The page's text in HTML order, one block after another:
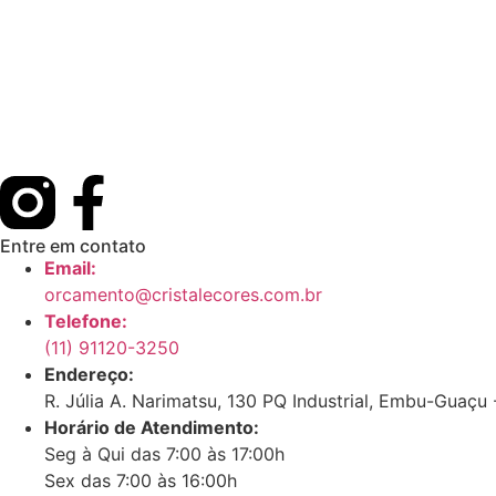
Entre em contato
Email:
orcamento@cristalecores.com.br
Telefone:
(11) 91120-3250
Endereço:
R. Júlia A. Narimatsu, 130 PQ Industrial, Embu-Guaçu
Horário de Atendimento:
Seg à Qui das 7:00 às 17:00h
Sex das 7:00 às 16:00h